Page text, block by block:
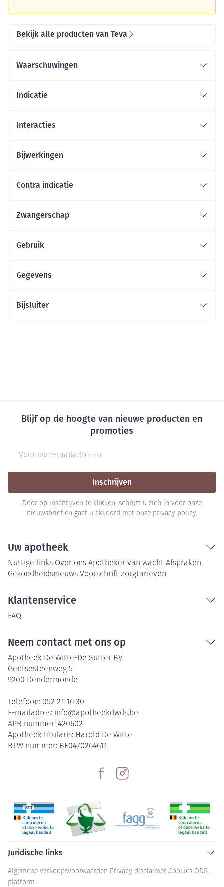
Bekijk alle producten van Teva
Waarschuwingen
Indicatie
Interacties
Bijwerkingen
Contra indicatie
Zwangerschap
Gebruik
Gegevens
Bijsluiter
Blijf op de hoogte van nieuwe producten en
promoties
Inschrijven
Door op inschrijven te klikken, schrijft u zich in voor onze
nieuwsbrief en gaat u akkoord met onze privacy policy.
Uw apotheek
Nuttige links Over ons Apotheker van wacht Afspraken
Gezondheidsnieuws Voorschrift Zorgtarieven
Klantenservice
FAQ
Neem contact met ons op
Apotheek De Witte-De Sutter BV
Gentsesteenweg 5
9200 Dendermonde
Telefoon: 052 21 16 30
E-mailadres: info@apotheekdwds.be
APB nummer: 420602
Apotheek titularis: Harold De Witte
BTW nummer: BE0470264611
Juridische links
Algemene verkoopsvoorwaarden Privacy disclaimer Cookies ODR-
platform